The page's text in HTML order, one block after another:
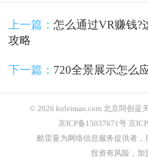
上一篇： 怎么通过VR赚钱?
攻略
下一篇： 720全景展示怎么
© 2026 kuleiman.com 北京同创蓝
京ICP备15037671号 京
酷雷曼为网络信息服务提供者，
投资有风险，加